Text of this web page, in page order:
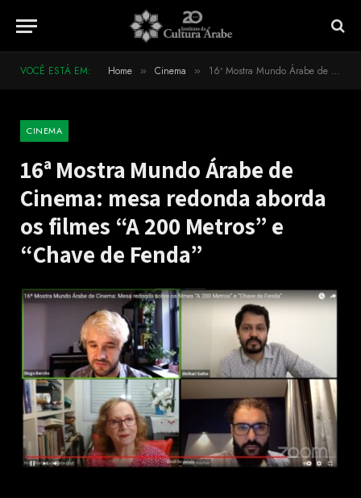
VOCÊ ESTÁ EM: Home » Cinema » 16ª Mostra Mundo Árabe de Cinema: mesa redonda aborda os filmes “A 200 Metros” e “Chave de Fenda”
CINEMA
16ª Mostra Mundo Árabe de
Cinema: mesa redonda aborda
os filmes “A 200 Metros” e
“Chave de Fenda”